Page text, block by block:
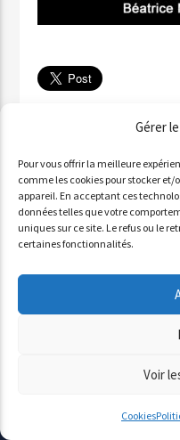
Gérer
Pour vous offrir la meilleure
comme les cookies pour stocker
appareil. En acceptant ces
données telles que votre
uniques sur ce site. Le refus ou le
certaines fonctionnalités.
Voir
Cookies
Partager sur
Partager par SMS
INVITÉ : ALDO